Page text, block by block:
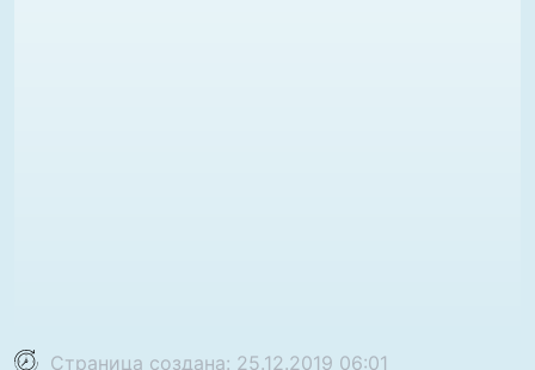
Страница создана: 25.12.2019 06:01